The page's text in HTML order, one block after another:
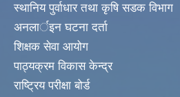
स्थानिय पुर्वाधार तथा कृषि सडक विभाग
अनलार्इन घटना दर्ता
शिक्षक सेवा आयोग
पाठ्यक्रम विकास केन्द्र
राष्ट्रिय परीक्षा बोर्ड